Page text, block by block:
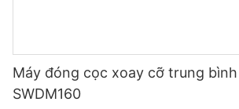
Máy đóng cọc xoay cỡ trung
SWDM160